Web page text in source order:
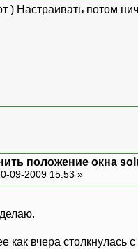
) Настраивать потом
положение окна
09-2009 15:53 »
как вчера столкнулась